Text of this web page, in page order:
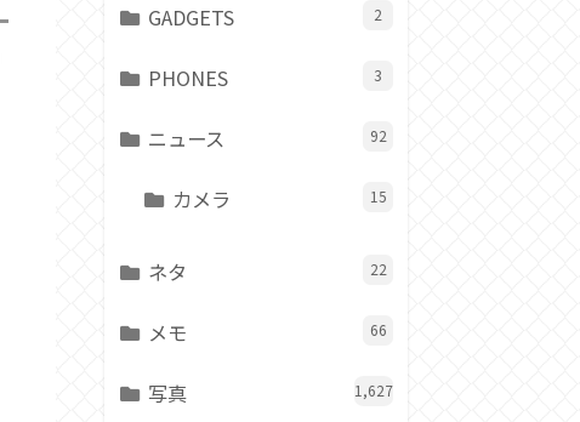
GADGETS 2
PHONES 3
ニュース 92
カメラ 15
ネタ 22
メモ 66
写真 1,627